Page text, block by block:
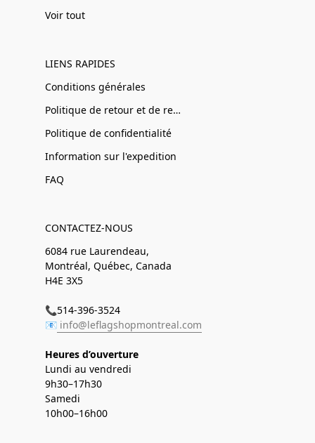
Voir tout
LIENS RAPIDES
Conditions générales
Politique de retour et de remboursement
Politique de confidentialité
Information sur l'expedition
FAQ
CONTACTEZ-NOUS
6084 rue Laurendeau,
Montréal, Québec, Canada
H4E 3X5
📞514-396-3524
📧 info@leflagshopmontreal.com
Heures d’ouverture
Lundi au vendredi
9h30–17h30
Samedi
10h00–16h00